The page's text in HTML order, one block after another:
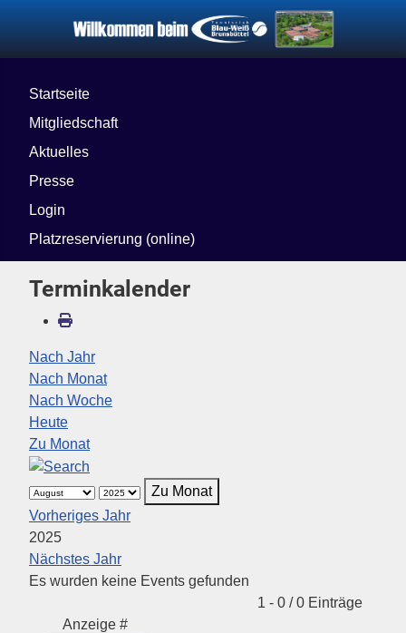
Startseite
Mitgliedschaft
Aktuelles
Presse
Login
Platzreservierung (online)
Terminkalender
Nach Jahr
Nach Monat
Nach Woche
Heute
Zu Monat
Zu Monat
Vorheriges Jahr
2025
Nächstes Jahr
Es wurden keine Events gefunden
1 - 0 / 0 Einträge
Anzeige #